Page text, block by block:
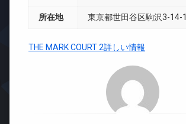
所在地 東京都世田谷区駒沢3-14-1
THE MARK COURT 2詳しい情報